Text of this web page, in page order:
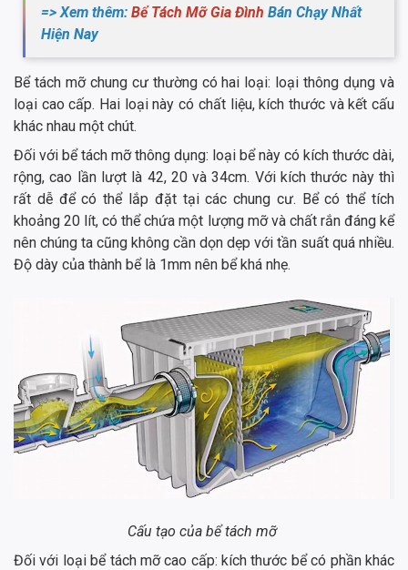
=> Xem thêm: Bể Tách Mỡ Gia Đình Bán Chạy Nhất
Hiện Nay
Bể tách mỡ chung cư thường có hai loại: loại thông dụng và
loại cao cấp. Hai loại này có chất liệu, kích thước và kết cấu
khác nhau một chút.
Đối với bể tách mỡ thông dụng: loại bể này có kích thước dài,
rộng, cao lần lượt là 42, 20 và 34cm. Với kích thước này thì
rất dễ để có thể lắp đặt tại các chung cư. Bể có thể tích
khoảng 20 lít, có thể chứa một lượng mỡ và chất rắn đáng kể
nên chúng ta cũng không cần dọn dẹp với tần suất quá nhiều.
Độ dày của thành bể là 1mm nên bể khá nhẹ.
Cấu tạo của bể tách mỡ
Đối với loại bể tách mỡ cao cấp: kích thước bể có phần khác